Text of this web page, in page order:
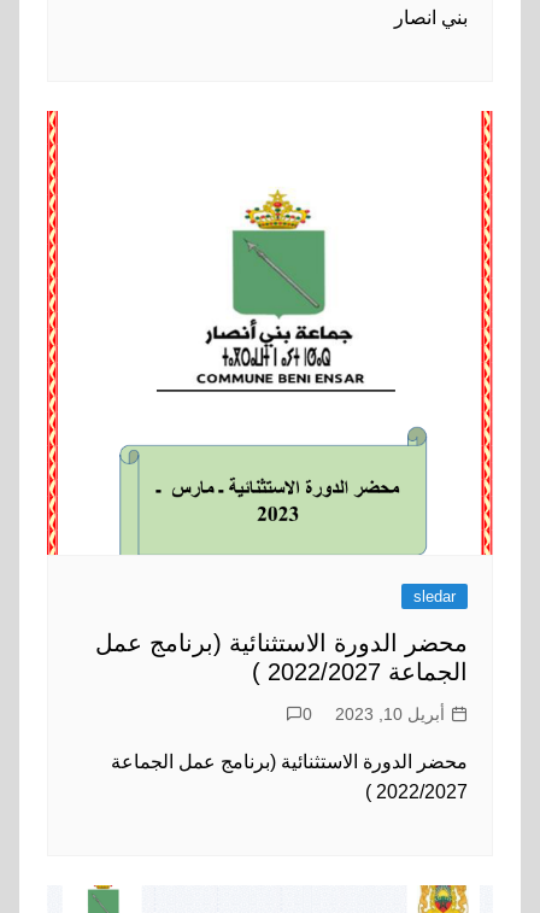
بني انصار
sledar
محضر الدورة الاستثنائية (برنامج عمل
الجماعة 2022/2027 )
أبريل 10, 2023 0
محضر الدورة الاستثنائية (برنامج عمل الجماعة
2022/2027 )